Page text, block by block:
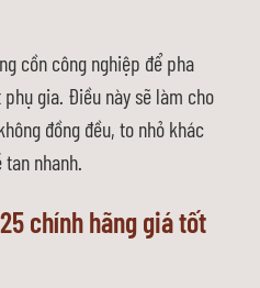
cồn công nghiệp để pha
gia. Điều này sẽ làm cho
đồng đều, to nhỏ khác
nhanh.
chính hãng giá tốt